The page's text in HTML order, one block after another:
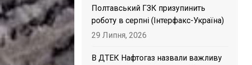
Полтавський ГЗК призупинить
роботу в серпні (Інтерфакс-Україна)
29 Липня, 2026
В ДТЕК Нафтогаз назвали важливу